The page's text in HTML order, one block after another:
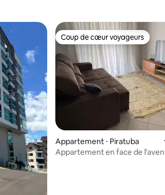
Coup de cœur voyageurs
Coup de cœur voyageurs
Appartement ⋅ Piratuba
Appartement en face de